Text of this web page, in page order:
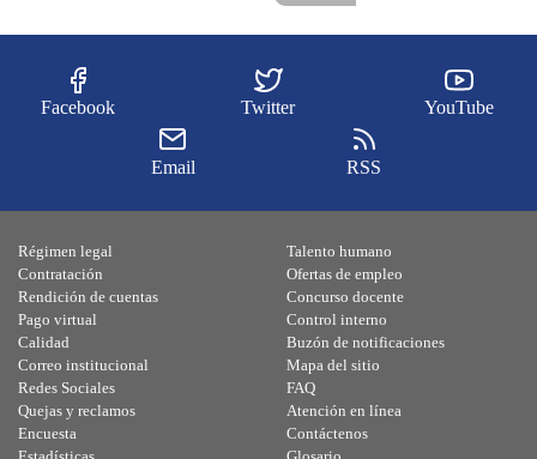
Facebook Twitter YouTube
Email RSS
Régimen legal
Contratación
Rendición de cuentas
Pago virtual
Calidad
Talento humano
Ofertas de empleo
Concurso docente
Control interno
Buzón de notificaciones
Correo institucional
Redes Sociales
Quejas y reclamos
Encuesta
Mapa del sitio
FAQ
Atención en línea
Contáctenos